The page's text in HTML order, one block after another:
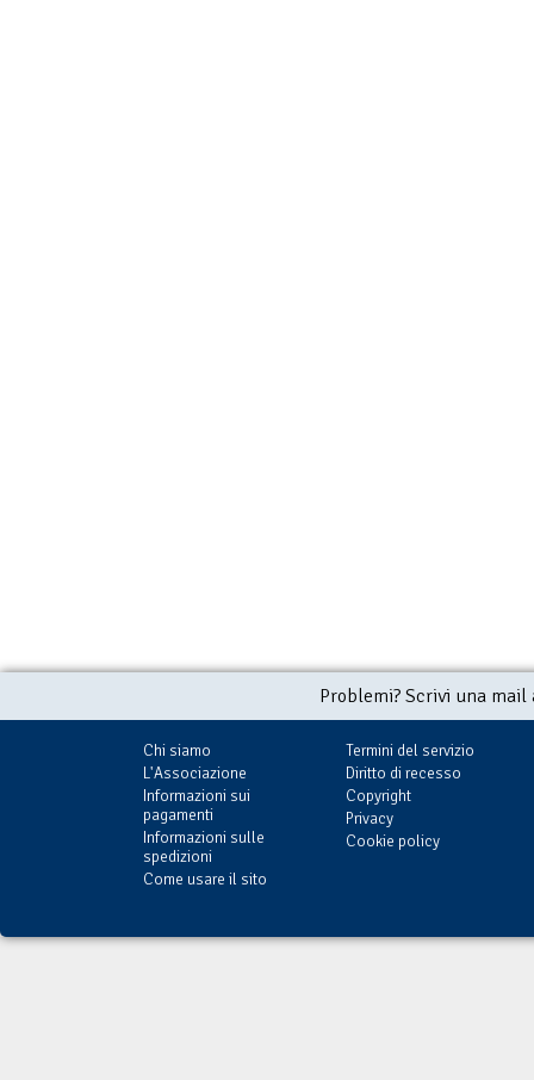
Problemi? Scrivi una
Chi siamo
L'Associazione
Informazioni sui
pagamenti
Informazioni sulle
spedizioni
Come usare il sito
Termini del servizio
Diritto di recesso
Copyright
Privacy
Cookie policy